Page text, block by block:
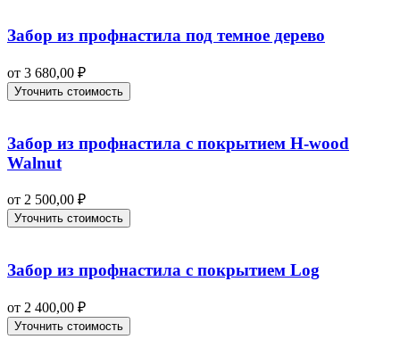
Забор из профнастила под темное дерево
от 3 680,00 ₽
Уточнить стоимость
Забор из профнастила с покрытием H-wood
Walnut
от 2 500,00 ₽
Уточнить стоимость
Забор из профнастила с покрытием Log
от 2 400,00 ₽
Уточнить стоимость